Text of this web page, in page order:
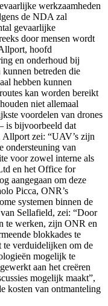
werkzaamheden
de NDA zal
gevaarlijke
door mensen wordt
hoofd
en onderhoud bij
betreden die
hebben kunnen
kan worden bereikt
niet allemaal
voordelen van drones
is bijvoorbeeld dat
Allport zei: “UAV’s zijn
ondersteuning van
voor zowel interne als
en het Office for
aangegaan om deze
Picca, ONR’s
systemen binnen de
Sellafield, zei: “Door
te werken, zijn ONR en
blokkades te
te verduidelijken om de
mogelijk te
aan het creëren
mogelijk maakt”,
kosten van ontmanteling